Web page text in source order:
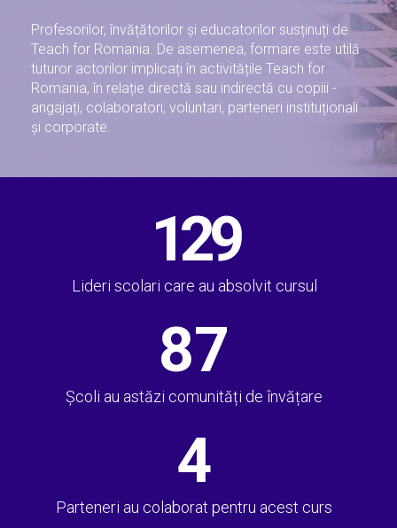
Profesorilor, învățătorilor și educatorilor susținuți de
Teach for Romania. De asemenea, formare este utilă
tuturor actorilor implicați în activitățile Teach for
Romania, în relație directă sau indirectă cu copiii -
angajați, colaboratori, voluntari, parteneri instituționali
și corporate.
129
Lideri scolari care au absolvit cursul
87
Școli au astăzi comunități de învățare
4
Parteneri au colaborat pentru acest curs